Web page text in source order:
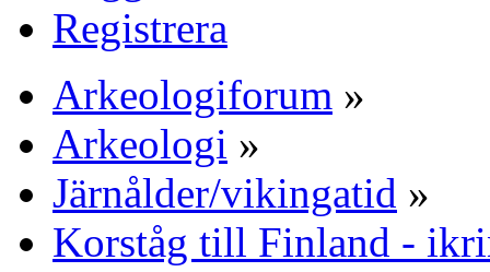
Registrera
Arkeologiforum »
Arkeologi »
Järnålder/vikingatid »
Korståg till Finland -